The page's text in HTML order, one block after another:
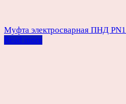
Муфта электросварная ПНД
Read more